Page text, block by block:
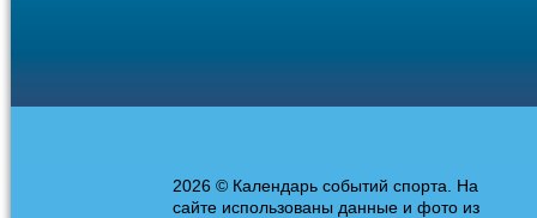
2026 © Календарь событий спорта. На
сайте использованы данные и фото из